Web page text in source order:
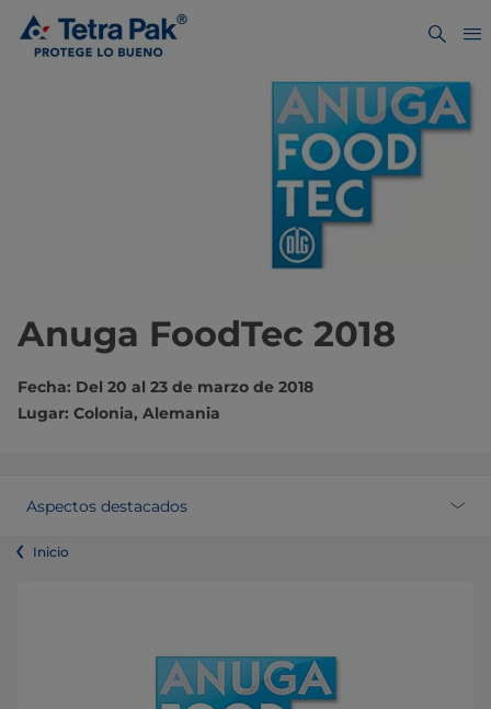
Anuga FoodTec 2018
Fecha: Del 20 al 23 de marzo de 2018
Lugar: Colonia, Alemania
​​Aspectos destacados
Inicio